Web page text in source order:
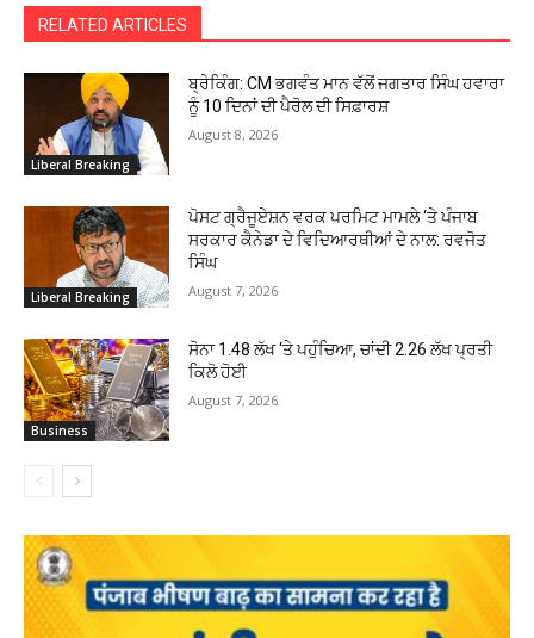
RELATED ARTICLES
Liberal Breaking
ਬ੍ਰੇਕਿੰਗ: CM ਭਗਵੰਤ ਮਾਨ ਵੱਲੋਂ ਜਗਤਾਰ ਸਿੰਘ ਹਵਾਰਾ
ਨੂੰ 10 ਦਿਨਾਂ ਦੀ ਪੈਰੋਲ ਦੀ ਸਿਫ਼ਾਰਸ਼
August 8, 2026
Liberal Breaking
ਪੋਸਟ ਗ੍ਰੈਜੂਏਸ਼ਨ ਵਰਕ ਪਰਮਿਟ ਮਾਮਲੇ ‘ਤੇ ਪੰਜਾਬ
ਸਰਕਾਰ ਕੈਨੇਡਾ ਦੇ ਵਿਦਿਆਰਥੀਆਂ ਦੇ ਨਾਲ: ਰਵਜੋਤ
ਸਿੰਘ
August 7, 2026
Business
ਸੋਨਾ ₹1.48 ਲੱਖ ‘ਤੇ ਪਹੁੰਚਿਆ, ਚਾਂਦੀ ₹2.26 ਲੱਖ ਪ੍ਰਤੀ
ਕਿਲੋ ਹੋਈ
August 7, 2026